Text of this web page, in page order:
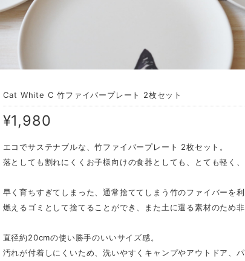
Cat White C 竹ファイバープレート 2枚セット
¥1,980
エコでサステナブルな、竹ファイバープレート 2枚セット。
落としても割れにくくお子様向けの食器としても、とても軽く、
早く育ちすぎてしまった、通常捨ててしまう竹のファイバーを利
燃えるゴミとして捨てることができ、また土に還る素材のため
直径約20cmの使い勝手のいいサイズ感。
汚れが付着しにくいため、洗いやすくキャンプやアウトドア、